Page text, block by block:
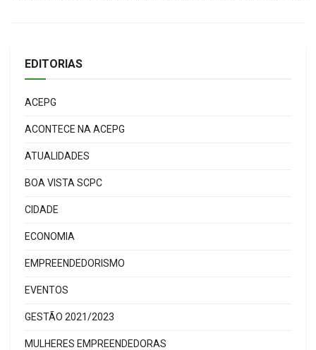
EDITORIAS
ACEPG
ACONTECE NA ACEPG
ATUALIDADES
BOA VISTA SCPC
CIDADE
ECONOMIA
EMPREENDEDORISMO
EVENTOS
GESTÃO 2021/2023
MULHERES EMPREENDEDORAS